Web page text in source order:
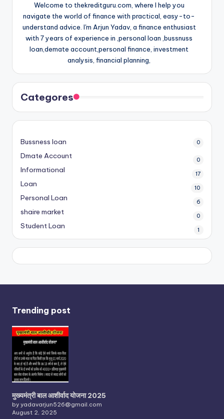
Welcome to thekreditguru.com, where I help you
navigate the world of finance with practical, easy-to-
understand advice. I'm Arjun Yadav, a finance enthusiast
with 7 years of experience in ,personal loan ,bussnuss
loan,demate account,personal finance, investment
analysis, financial planning,
Categores
Bussness loan 0
Dmate Account 0
Informational 17
Loan 10
Personal Loan 6
shaire market 0
Student Loan 1
Trending post
मुख्यमंत्री बाल आशीर्वाद योजना 2025
by yadavarjun526@gmail.com
August 2, 2025